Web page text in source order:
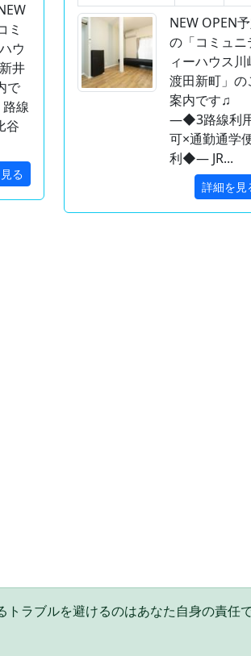
ミ
ウ
井
で
線
谷
る
NEW OPEN
の「コミュニ
ィーハウス川
渡田新町」の
案内です♫
―◆3路線利
可×通勤通学
利◆― JR...
詳細を見
ラブルを避けるのはあなた自身の責任